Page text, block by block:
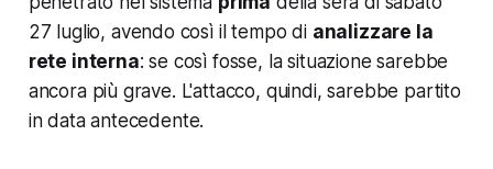
27 luglio, avendo così il tempo di analizzare la
rete interna: se così fosse, la situazione sarebbe
ancora più grave. L'attacco, quindi, sarebbe partito
in data antecedente.